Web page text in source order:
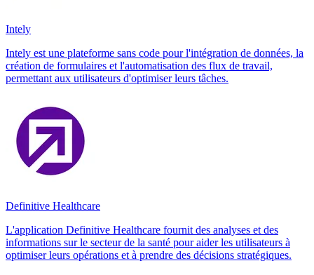
Intely
Intely est une plateforme sans code pour l'intégration de données, la
création de formulaires et l'automatisation des flux de travail,
permettant aux utilisateurs d'optimiser leurs tâches.
Definitive Healthcare
L'application Definitive Healthcare fournit des analyses et des
informations sur le secteur de la santé pour aider les utilisateurs à
optimiser leurs opérations et à prendre des décisions stratégiques.